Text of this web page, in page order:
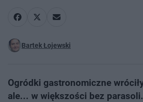
Bartek Łojewski
Ogródki gastronomiczne
ale... w większości bez